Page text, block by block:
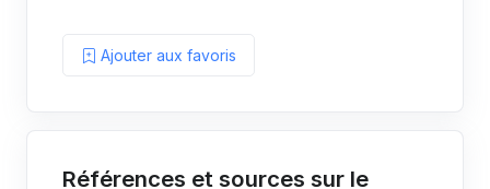
Ajouter aux favoris
Références et sources sur le